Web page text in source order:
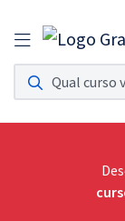
Assinatura
Acesso a todos os
Assinatura
Acesso ilimitado a